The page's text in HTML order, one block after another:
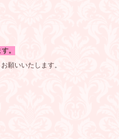
。
願いいたします。